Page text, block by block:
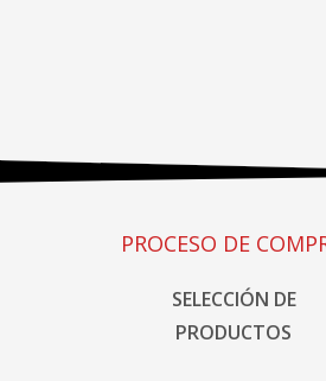
PROCESO DE
SELECCIÓN DE
PRODUCTOS